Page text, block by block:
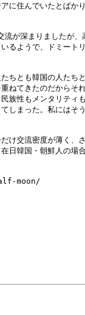
に住んでいたとばか
が深まりましたが、
るようで、ドミート
ちとも韓国の人たち
ねてきたのだからそ
族性もメンタリティ
しまった。私にはそ
け交流密度が薄く、
日韓国・朝鮮人の場
moon/